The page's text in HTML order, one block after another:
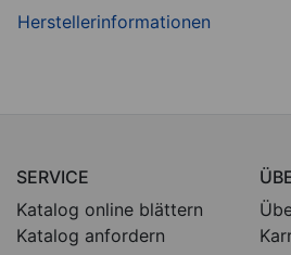
SERVICE
Katalog online blättern
Katalog anfordern